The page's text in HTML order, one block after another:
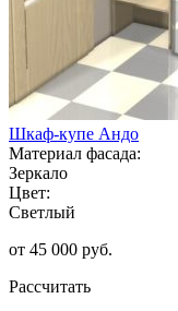
Шкаф-купе Андо
Материал фасада:
Зеркало
Цвет:
Светлый
от 45 000 руб.
Рассчитать